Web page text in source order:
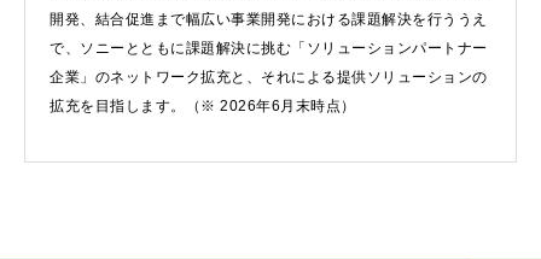
開発、結合促進まで幅広い事業開発における課題解決を行ううえ
で、ソニーとともに課題解決に挑む「ソリューションパートナー
企業」のネットワーク拡充と、それによる提供ソリューションの
拡充を目指します。（※ 2026年6月末時点）